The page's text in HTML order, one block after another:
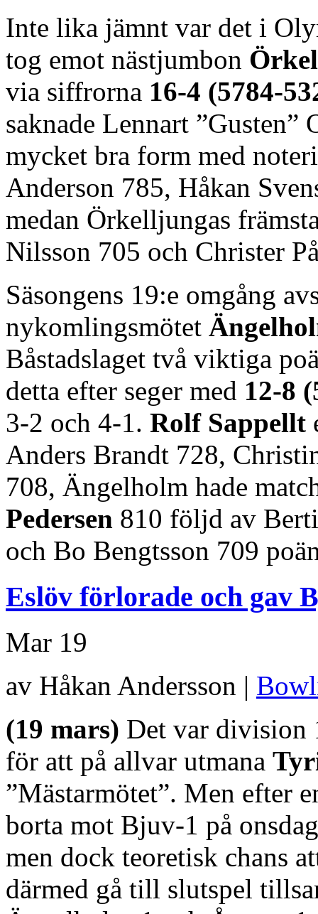
Inte lika jämnt var det i
tog emot nästjumbon
via siffrorna 16-4 (5784-
saknade Lennart ”Gusten”
mycket bra form med
Anderson 785, Håkan
medan Örkelljungas
Nilsson 705 och Christer
Säsongens 19:e omgång
nykomlingsmötet
Båstadslaget två viktiga
detta efter seger med 12-8
3-2 och 4-1. Rolf Sappellt
Anders Brandt 728,
708, Ängelholm hade
Pedersen 810 följd av
och Bo Bengtsson 709
Eslöv förlorade och gav
Mar 19
av Håkan Andersson |
(19 mars) Det var division
för att på allvar utmana
”Mästarmötet”. Men efter
borta mot Bjuv-1 på
men dock teoretisk chans
därmed gå till slutspel